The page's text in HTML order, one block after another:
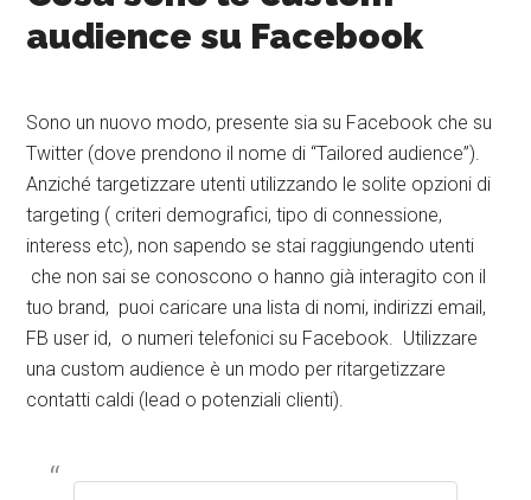
audience su Facebook
Sono un nuovo modo, presente sia su Facebook che su
Twitter (dove prendono il nome di “Tailored audience”).
Anziché targetizzare utenti utilizzando le solite opzioni di
targeting ( criteri demografici, tipo di connessione,
interess etc), non sapendo se stai raggiungendo utenti
che non sai se conoscono o hanno già interagito con il
tuo brand, puoi caricare una lista di nomi, indirizzi email,
FB user id, o numeri telefonici su Facebook. Utilizzare
una custom audience è un modo per ritargetizzare
contatti caldi (lead o potenziali clienti).